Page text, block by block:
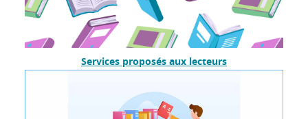
Services proposés aux lecteurs